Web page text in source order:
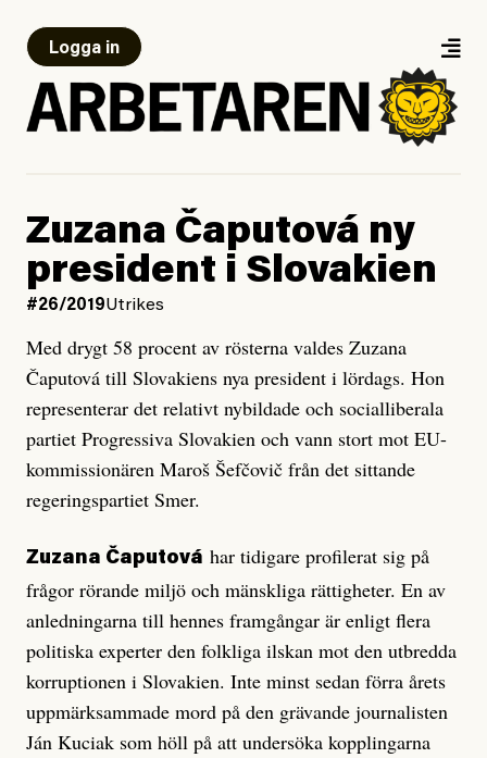
Logga in
Zuzana Čaputová ny
president i Slovakien
#26/2019Utrikes
Med drygt 58 procent av rösterna valdes Zuzana
Čaputová till Slovakiens nya president i lördags. Hon
representerar det relativt nybildade och socialliberala
partiet Progressiva Slovakien och vann stort mot EU-
kommissionären Maroš Šefčovič från det sittande
regeringspartiet Smer.
Zuzana Čaputová har tidigare profilerat sig på
frågor rörande miljö och mänskliga rättigheter. En av
anledningarna till hennes framgångar är enligt flera
politiska experter den folkliga ilskan mot den utbredda
korruptionen i Slovakien. Inte minst sedan förra årets
uppmärksammade mord på den grävande journalisten
Ján Kuciak som höll på att undersöka kopplingarna